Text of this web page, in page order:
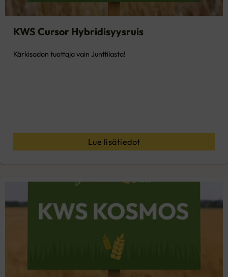
KWS Cursor Hybridisyysruis
Kärkisadon tuottaja vain Junttilasta!
Lue lisätiedot